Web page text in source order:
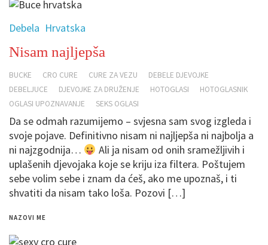
Debela Hrvatska
Nisam najljepša
BUCKE CRO CURE CURE ZA VEZU
DEBELE DJEVOJKE
DEBELJUCE
DJEVOJKE ZA DRUŽENJE HOTOGLASI
HOTOGLASNIK
OGLASI UPOZNAVANJE
SEKS OGLASI
Da se odmah razumijemo – svjesna sam svog izgleda i
svoje pojave. Definitivno nisam ni najljepša ni najbolja a
ni najzgodnija…
Ali ja nisam od onih sramežljivih i
uplašenih djevojaka koje se kriju iza filtera. Poštujem
sebe volim sebe i znam da ćeš, ako me upoznaš, i ti
shvatiti da nisam tako loša. Pozovi […]
NAZOVI ME